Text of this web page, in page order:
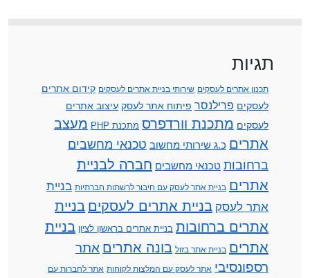
תגיות
תכנון אתרים לעסקים שירותי בניית אתרים לעסקים קידום אתרים
לעסקים פרילנסר פיתוח אתר לעסק עיצוב אתרים
לעסקים מתכנת וורדפרס מתכנת PHP
מעצב
אתרים כ.ג שירותי מחשוב טכנאי מחשבים
ברחובות טכנאי מחשבים חברה לבניית
אתרים בניית אתר לעסק עם חיבור לרשתות חברתיות בניית
אתר לעסק בניית אתרים לעסקים בניית
אתרים ברחובות בניית אתרים בראשון לציון בניית
אתרים בניית אתר בזול בונה אתרים אתר
רספונסיבי אתר לעסק עם המלצות לקוחות אתר לחברות עם